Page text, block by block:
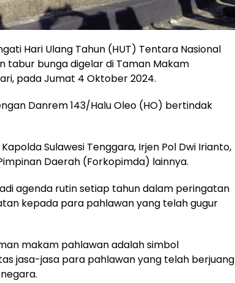
Hari Ulang Tahun (HUT) Tentara Nasional
tabur bunga digelar di Taman Makam
pada Jumat 4 Oktober 2024.
Danrem 143/Halu Oleo (HO) bertindak
Sulawesi Tenggara, Irjen Pol Dwi Irianto,
Daerah (Forkopimda) lainnya.
agenda rutin setiap tahun dalam peringatan
kepada para pahlawan yang telah gugur
makam pahlawan adalah simbol
jasa-jasa para pahlawan yang telah berjuang